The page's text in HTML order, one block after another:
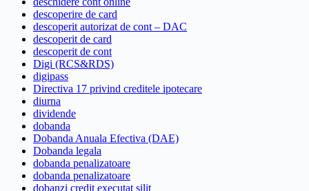
descoperire de card
descoperit autorizat de cont – DAC
descoperit de card
descoperit de cont
Digi (RCS&RDS)
digipass
Directiva 17 privind creditele ipotecare
diurna
dividende
dobanda
Dobanda Anuala Efectiva (DAE)
Dobanda legala
dobanda penalizatoare
dobanda penalizatoare
dobanzi credit executat silit